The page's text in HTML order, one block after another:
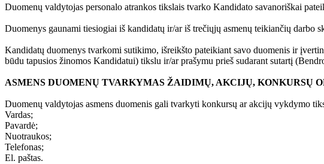
Duomenų valdytojas personalo atrankos tikslais tvarko Kandidato savanoriškai
Duomenys gaunami tiesiogiai iš kandidatų ir/ar iš trečiųjų asmenų teikiančių darbo
Kandidatų duomenys tvarkomi sutikimo, išreikšto pateikiant savo duomenis ir
būdu tapusios žinomos Kandidatui) tikslu ir/ar prašymu prieš sudarant sutartį
ASMENS DUOMENŲ TVARKYMAS ŽAIDIMŲ, AKCIJŲ, KONKURSŲ
Duomenų valdytojas asmens duomenis gali tvarkyti konkursų ar akcijų vykdymo
Vardas;
Pavardė;
Nuotraukos;
Telefonas;
El. paštas.